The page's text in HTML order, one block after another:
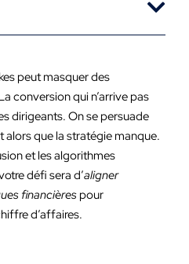
peut masquer des
conversion qui n’arrive pas
dirigeants. On se persuade
que la stratégie manque.
et les algorithmes
défi sera d’aligner
financières pour
d’affaires.